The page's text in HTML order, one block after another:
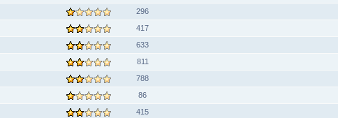
296
417
633
811
788
86
415